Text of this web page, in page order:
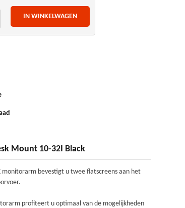
Mount 10-32I Black
monitorarm bevestigt u twee flatscreens aan het
profiteert u optimaal van de mogelijkheden